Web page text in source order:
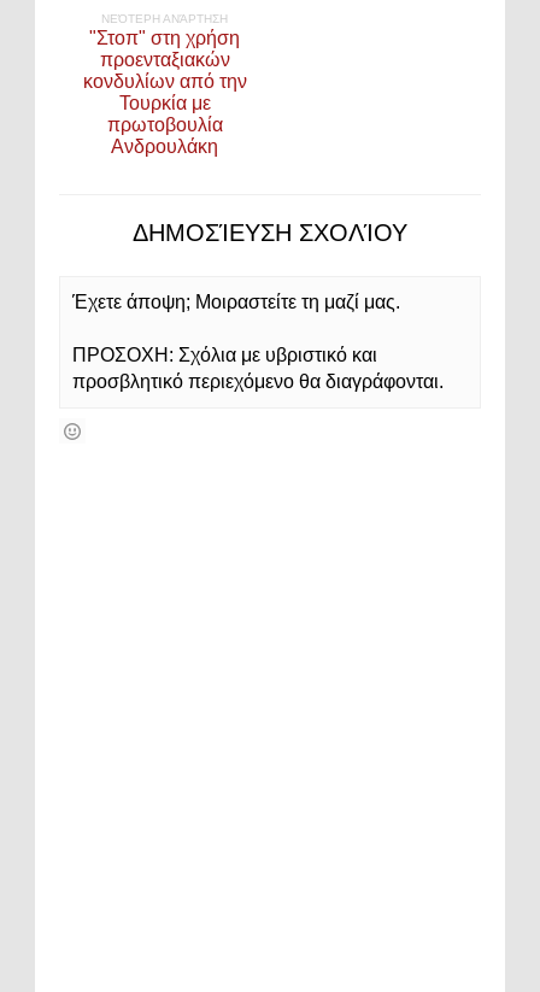
ΝΕΌΤΕΡΗ ΑΝΆΡΤΗΣΗ
"Στοπ" στη χρήση
προενταξιακών
κονδυλίων από την
Τουρκία με
πρωτοβουλία
Ανδρουλάκη
ΔΗΜΟΣΊΕΥΣΗ ΣΧΟΛΊΟΥ
Έχετε άποψη; Μοιραστείτε τη μαζί μας.
ΠΡΟΣΟΧΗ: Σχόλια με υβριστικό και
προσβλητικό περιεχόμενο θα διαγράφονται.